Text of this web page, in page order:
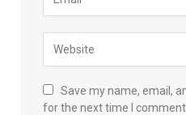
Save my name, email,
for the next time I comment.